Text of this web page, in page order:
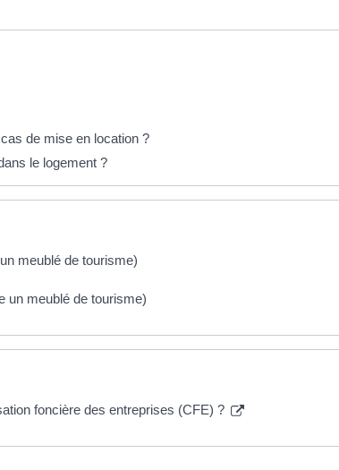
de mise en location ?
le logement ?
meublé de tourisme)
un meublé de tourisme)
foncière des entreprises (CFE) ?